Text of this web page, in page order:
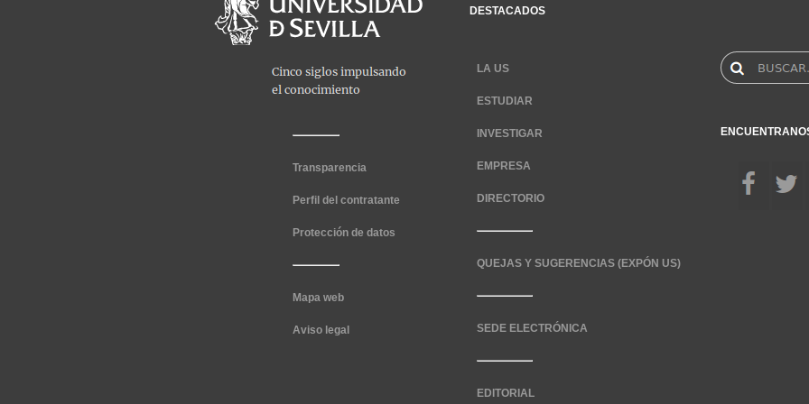
Transparencia
Perfil del contratante
Protección de datos
Mapa web
Aviso legal
DESTACADOS
LA US
ESTUDIAR
INVESTIGAR
EMPRESA
DIRECTORIO
QUEJAS Y SUGERENCIAS (EXPÓN US)
SEDE ELECTRÓNICA
EDITORIAL